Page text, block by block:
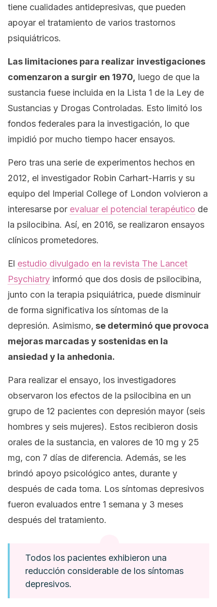
tiene cualidades antidepresivas, que pueden
apoyar el tratamiento de varios trastornos
psiquiátricos.
Las limitaciones para realizar investigaciones
comenzaron a surgir en 1970, luego de que la
sustancia fuese incluida en la Lista 1 de la Ley de
Sustancias y Drogas Controladas. Esto limitó los
fondos federales para la investigación, lo que
impidió por mucho tiempo hacer ensayos.
Pero tras una serie de experimentos hechos en
2012, el investigador Robin Carhart-Harris y su
equipo del Imperial College of London volvieron a
interesarse por evaluar el potencial terapéutico de
la psilocibina. Así, en 2016, se realizaron ensayos
clínicos prometedores.
El estudio divulgado en la revista The Lancet
Psychiatry informó que dos dosis de psilocibina,
junto con la terapia psiquiátrica, puede disminuir
de forma significativa los síntomas de la
depresión. Asimismo, se determinó que provoca
mejoras marcadas y sostenidas en la
ansiedad y la anhedonia.
Para realizar el ensayo, los investigadores
observaron los efectos de la psilocibina en un
grupo de 12 pacientes con depresión mayor (seis
hombres y seis mujeres). Estos recibieron dosis
orales de la sustancia, en valores de 10 mg y 25
mg, con 7 días de diferencia. Además, se les
brindó apoyo psicológico antes, durante y
después de cada toma. Los síntomas depresivos
fueron evaluados entre 1 semana y 3 meses
después del tratamiento.
Todos los pacientes exhibieron una
reducción considerable de los síntomas
depresivos.